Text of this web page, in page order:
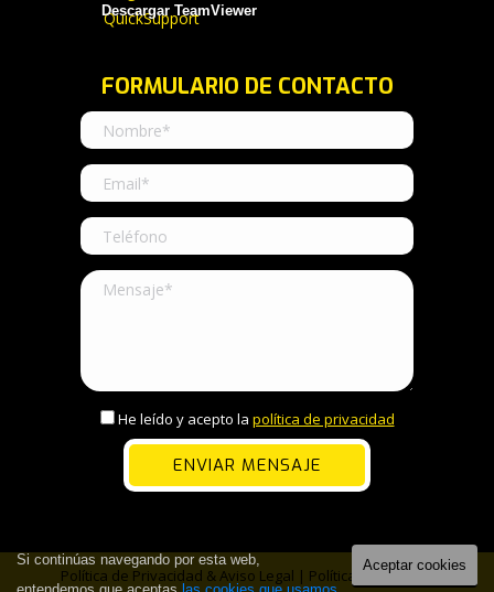
Descargar TeamViewer
FORMULARIO DE CONTACTO
He leído y acepto la política de privacidad
Política de Privacidad & Aviso Legal | Política de Cookies
Aceptar cookies
Si continúas navegando por esta web,